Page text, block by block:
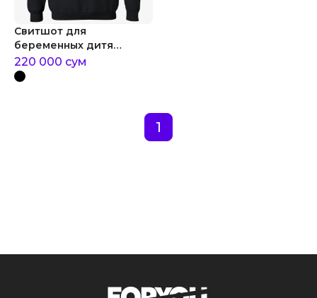
Свитшот для
беременных дитя
вселенной арт
220 000 сум
1